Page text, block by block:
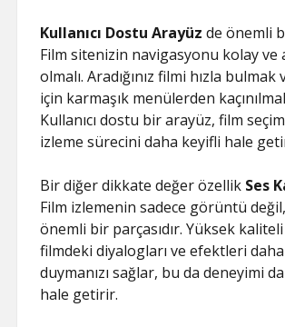
Kullanıcı Dostu Arayüz de önemli
Film sitenizin navigasyonu kolay ve
olmalı. Aradığınız filmi hızla
için karmaşık menülerden
Kullanıcı dostu bir arayüz, film
izleme sürecini daha keyifli hale
Bir diğer dikkate değer özellik Ses
Film izlemenin sadece görüntü
önemli bir parçasıdır. Yüksek
filmdeki diyalogları ve efektleri
duymanızı sağlar, bu da deneyimi
hale getirir.